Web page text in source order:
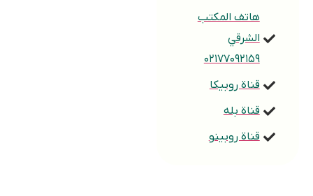
هاتف المكتب
۰۲۱۷۷۰۹۲۱۵۹
قناة روبيكا
قناة بله
قناة روبینو